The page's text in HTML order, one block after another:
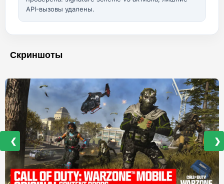
API-вызовы удалены.
Скриншоты
❮ ❯